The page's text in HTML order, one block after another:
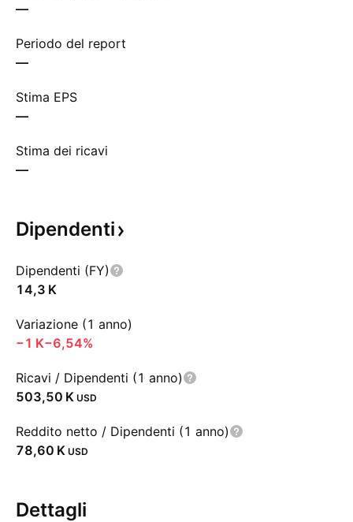
—
Periodo del report
—
Stima EPS
—
Stima dei ricavi
—
Dipendenti
Dipendenti (FY)
‪14,3 K‬
Variazione (1 anno)
‪−1 K‬−6,54%
Ricavi / Dipendenti (1 anno)
‪503,50 K‬ USD
Reddito netto / Dipendenti (1 anno)
‪78,60 K‬ USD
Dettagli